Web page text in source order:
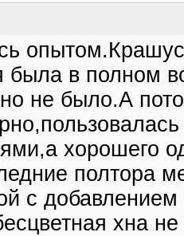
была в полном
не было.А
хорошего
полтора
с
хна не